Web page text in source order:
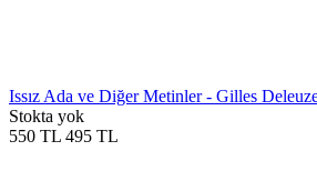
Issız Ada ve Diğer Metinler - Gilles
Stokta yok
550 TL 495 TL